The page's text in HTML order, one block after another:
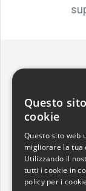
Questo
cookie
Questo sito web
migliorare la tua
Utilizzando il
tutti i cookie in
policy per i